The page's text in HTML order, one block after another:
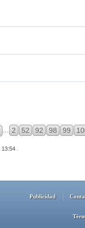
2 52 92 98 99
13:54
Publicidad